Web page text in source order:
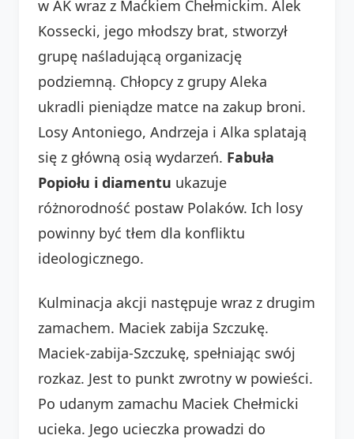
w AK wraz z Maćkiem Chełmickim. Alek
Kossecki, jego młodszy brat, stworzył
grupę naśladującą organizację
podziemną. Chłopcy z grupy Aleka
ukradli pieniądze matce na zakup broni.
Losy Antoniego, Andrzeja i Alka splatają
się z główną osią wydarzeń. Fabuła
Popiołu i diamentu ukazuje
różnorodność postaw Polaków. Ich losy
powinny być tłem dla konfliktu
ideologicznego.
Kulminacja akcji następuje wraz z drugim
zamachem. Maciek zabija Szczukę.
Maciek-zabija-Szczukę, spełniając swój
rozkaz. Jest to punkt zwrotny w powieści.
Po udanym zamachu Maciek Chełmicki
ucieka. Jego ucieczka prowadzi do